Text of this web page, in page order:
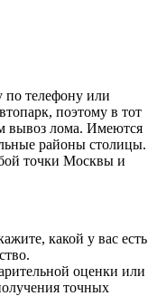
телефону или
поэтому в тот
вывоз лома. Имеются
районы столицы.
точки Москвы и
какой у вас есть
оценки или
точных